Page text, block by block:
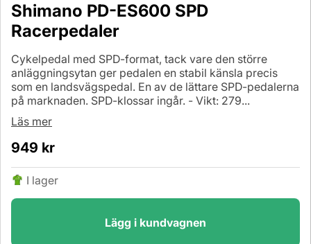
Shimano PD-ES600 SPD
Racerpedaler
Cykelpedal med SPD-format, tack vare den större
anläggningsytan ger pedalen en stabil känsla precis
som en landsvägspedal. En av de lättare SPD-pedalerna
på marknaden. SPD-klossar ingår. - Vikt: 279...
Läs mer
949 kr
I lager
Lägg i kundvagnen